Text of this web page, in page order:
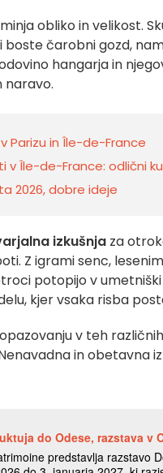
obliko in velikost.
boste čarobni gozd,
hangarja in
naravo.
Parizu in Île-de-France
v Île-de-France: odlični
2026, dobre ideje
izkušnja za
Z igrami senc,
potopijo v umetniški
kjer vsaka risba
v teh
in obetavna